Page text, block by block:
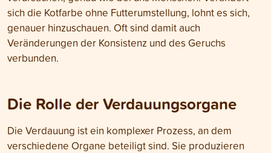
sich die Kotfarbe ohne Futterumstellung, lohnt es sich,
genauer hinzuschauen. Oft sind damit auch
Veränderungen der Konsistenz und des Geruchs
verbunden.
Die Rolle der Verdauungsorgane
Die Verdauung ist ein komplexer Prozess, an dem
verschiedene Organe beteiligt sind. Sie produzieren